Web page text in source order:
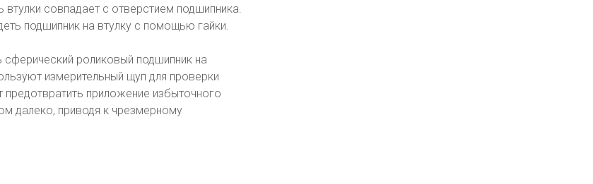
совпадает с отверстием подшипника.
подшипник на втулку с помощью гайки.
роликовый подшипник на
измерительный щуп для проверки
приложение избыточного
далеко, приводя к чрезмерному